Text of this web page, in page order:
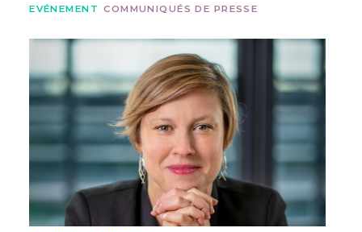
EVÉNEMENT COMMUNIQUÉS DE PRESSE